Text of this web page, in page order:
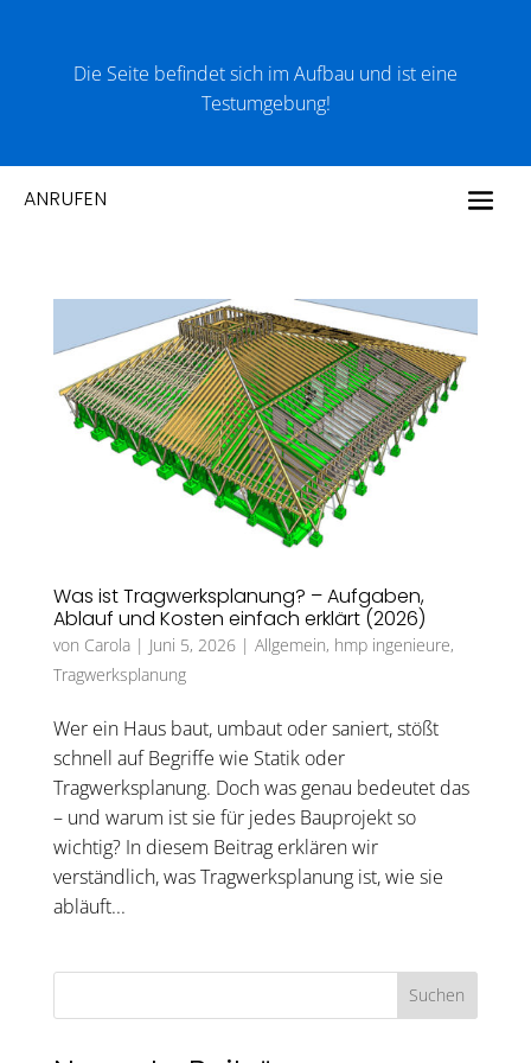
Die Seite befindet sich im Aufbau und ist eine
Testumgebung!
ANRUFEN
Was ist Tragwerksplanung? – Aufgaben,
Ablauf und Kosten einfach erklärt (2026)
von Carola| Juni 5, 2026| Allgemein, hmp ingenieure,
Tragwerksplanung
Wer ein Haus baut, umbaut oder saniert, stößt
schnell auf Begriffe wie Statik oder
Tragwerksplanung. Doch was genau bedeutet das
– und warum ist sie für jedes Bauprojekt so
wichtig? In diesem Beitrag erklären wir
verständlich, was Tragwerksplanung ist, wie sie
abläuft...
Suchen